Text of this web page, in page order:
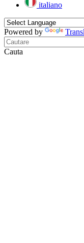
italiano
Powered by
Cauta